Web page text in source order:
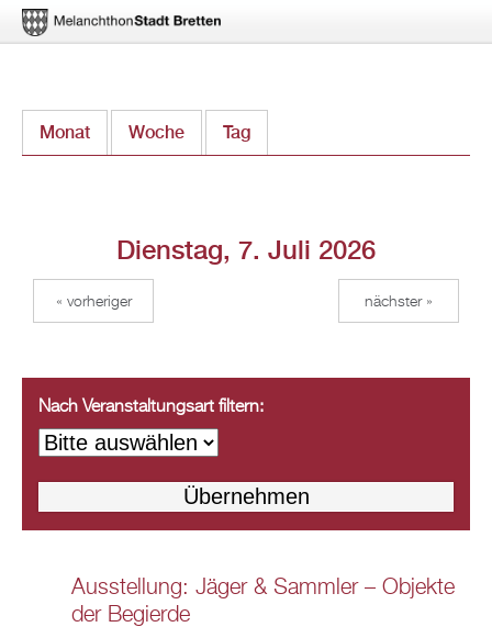
zum
Monat Woche Tag
Dienstag, 7. Juli 2026
« vorheriger nächster »
Nach Veranstaltungsart filtern:
Ausstellung: Jäger & Sammler – Objekte
der Begierde